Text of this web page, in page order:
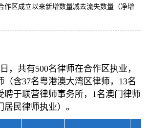
作区成立以来新增数量减去流失数量（净增
，共有500名律师在合作区执业，
（含37名粤港澳大湾区律师，13名
聘于联营律师事务所，1名澳门律师
民律师执业）。